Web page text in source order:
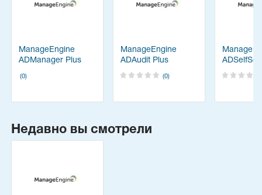
ManageEngine
ADManager Plus
(0)
ManageEngine
ADAudit Plus
(0)
Недавно вы смотрели